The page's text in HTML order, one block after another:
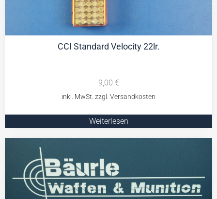
CCI Standard Velocity 22lr.
9,00 €
Weiterlesen